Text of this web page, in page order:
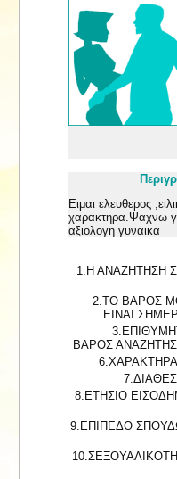
Ειμαι ελευθερος
χαρακτηρα.Ψαχνω
αξιολογη γυναικα
1.Η ΑΝΑΖΗΤΗΣΗ
2.ΤΟ ΒΑΡΟΣ
ΕΙΝΑΙ
ΒΑΡΟΣ
8.ΕΤΗΣΙΟ
9.ΕΠΙΠΕΔΟ